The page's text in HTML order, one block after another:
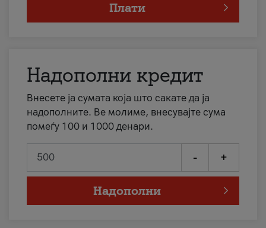
Плати
Надополни кредит
Внесете ја сумата која што сакате да ја
надополните. Ве молиме, внесувајте сума
помеѓу 100 и 1000 денари.
- +
Надополни